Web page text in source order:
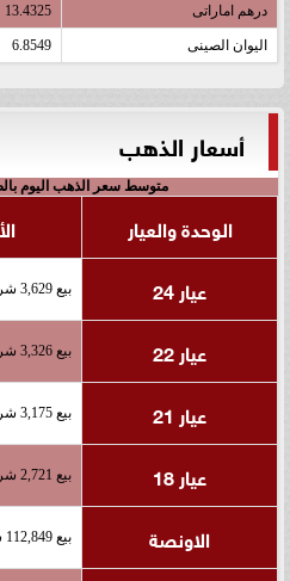
درهم اماراتى 13.4325
اليوان الصينى 6.8549
أسعار الذهب
متوسط سعر الذهب اليوم
الوحدة والعيار
عيار 24
بيع 3,629 شراء 3,686
عيار 22 بيع 3,326 شراء 3,379
عيار 21 بيع 3,175 شراء 3,225
عيار 18 بيع 2,721 شراء 2,764
الاونصة بيع 112,849 شراء 114,626